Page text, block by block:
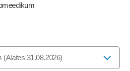
31.08.2026)